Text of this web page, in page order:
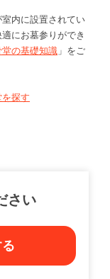
内に設置されてい
にお墓参りができ
堂の基礎知識 」をご
探す
さい